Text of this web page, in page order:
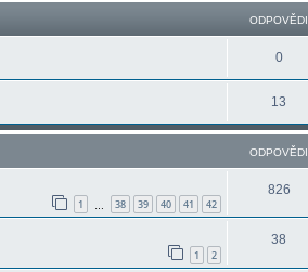
ODPOVĚDI
0
13
ODPOVĚDI
1 38 39 40 41 42
826
1 2
38